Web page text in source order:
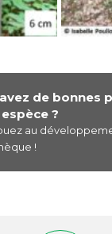
de bonnes
?
au
!